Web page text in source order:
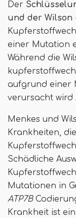
Der
und der Wilson
einer Mutation
Während die
aufgrund einer
verursacht wird
Menkes und
Krankheiten,
Schädliche
Mutationen in
ATP7B
Krankheit ist